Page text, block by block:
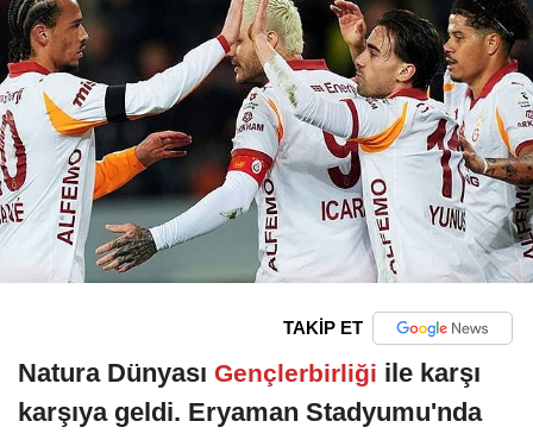
TAKİP ET
Natura Dünyası Gençlerbirliği ile karşı
karşıya geldi. Eryaman Stadyumu'nda